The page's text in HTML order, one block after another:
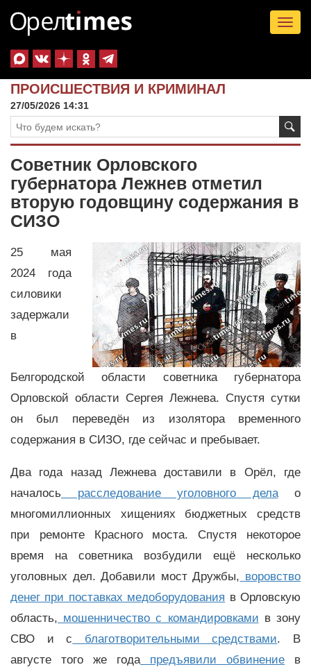
ПРОИСШЕСТВИЯ И КРИМИНАЛ
27/05/2026 14:31
Советник Орловского
губернатора Лежнев отметил
вторую годовщину содержания в
СИЗО
25 мая
2024 года
силовики
задержали
в
Белгородской области советника губернатора
Орловской области Сергея Лежнева. Спустя сутки
он был переведён из изолятора временного
содержания в СИЗО, где сейчас и пребывает.
Два года назад Лежнева доставили в Орёл, где
началось расследование уголовного делао
многомиллионных хищениях бюджетных средств
при ремонте Красного моста. Спустя некоторое
время на советника возбудили ещё несколько
уголовных дел. Добавили мост Дружбы, воровство
денег при поставках медоборудования в Орловскую
область, мошенничество с командировками в зону
СВО и с благотворительными средствами. В
августе того же года предъявили обвинение в